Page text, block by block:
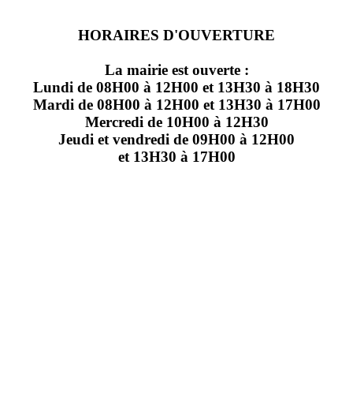
HORAIRES D'OUVERTURE
La mairie est ouverte :
Lundi de 08H00 à 12H00 et 13H30 à 18H30
Mardi de 08H00 à 12H00 et 13H30 à 17H00
Mercredi de 10H00 à 12H30
Jeudi et vendredi de 09H00 à 12H00
et 13H30 à 17H00